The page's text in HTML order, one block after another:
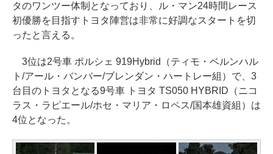
タのワンツー体制となっており、ル・マン24時間レース
初優勝を目指すトヨタ陣営は非常に好調なスタートを切
ったと言える。
3位は2号車 ポルシェ 919Hybrid（ティモ・ベルンハル
ト/アール・バンバー/ブレンダン・ハートレー組）で、3
台目のトヨタとなる9号車 トヨタ TS050 HYBRID（ニコ
ラス・ラピエール/ホセ・マリア・ロペス/国本雄資組）は
4位となった。